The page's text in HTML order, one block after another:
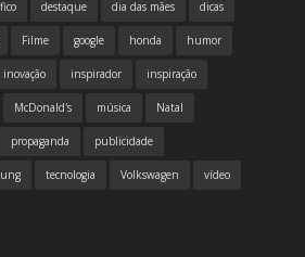
destaque dia das mães dicas
Filme google honda humor
inovação inspirador inspiração
McDonald's música Natal
propaganda publicidade
tecnologia Volkswagen vídeo